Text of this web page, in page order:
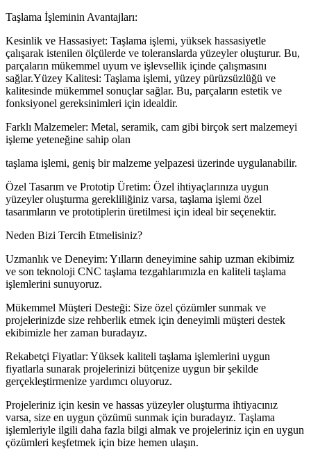
Taşlama İşleminin Avantajları:
Kesinlik ve Hassasiyet: Taşlama işlemi, yüksek hassasiyetle
çalışarak istenilen ölçülerde ve toleranslarda yüzeyler oluşturur. Bu,
parçaların mükemmel uyum ve işlevsellik içinde çalışmasını
sağlar.Yüzey Kalitesi: Taşlama işlemi, yüzey pürüzsüzlüğü ve
kalitesinde mükemmel sonuçlar sağlar. Bu, parçaların estetik ve
fonksiyonel gereksinimleri için idealdir.
Farklı Malzemeler: Metal, seramik, cam gibi birçok sert malzemeyi
işleme yeteneğine sahip olan
taşlama işlemi, geniş bir malzeme yelpazesi üzerinde uygulanabilir.
Özel Tasarım ve Prototip Üretim: Özel ihtiyaçlarınıza uygun
yüzeyler oluşturma gerekliliğiniz varsa, taşlama işlemi özel
tasarımların ve prototiplerin üretilmesi için ideal bir seçenektir.
Neden Bizi Tercih Etmelisiniz?
Uzmanlık ve Deneyim: Yılların deneyimine sahip uzman ekibimiz
ve son teknoloji CNC taşlama tezgahlarımızla en kaliteli taşlama
işlemlerini sunuyoruz.
Mükemmel Müşteri Desteği: Size özel çözümler sunmak ve
projelerinizde size rehberlik etmek için deneyimli müşteri destek
ekibimizle her zaman buradayız.
Rekabetçi Fiyatlar: Yüksek kaliteli taşlama işlemlerini uygun
fiyatlarla sunarak projelerinizi bütçenize uygun bir şekilde
gerçekleştirmenize yardımcı oluyoruz.
Projeleriniz için kesin ve hassas yüzeyler oluşturma ihtiyacınız
varsa, size en uygun çözümü sunmak için buradayız. Taşlama
işlemleriyle ilgili daha fazla bilgi almak ve projeleriniz için en uygun
çözümleri keşfetmek için bize hemen ulaşın.